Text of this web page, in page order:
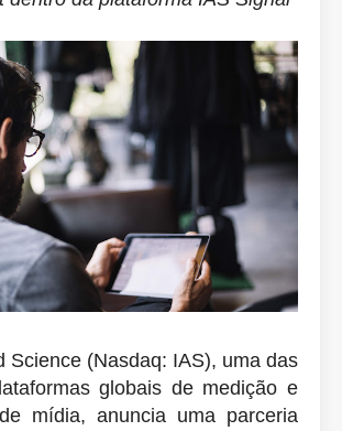
Science (Nasdaq: IAS), uma das
globais de medição e
mídia, anuncia uma parceria